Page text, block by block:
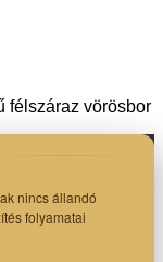
félszáraz vörösbor
nincs állandó
folyamatai